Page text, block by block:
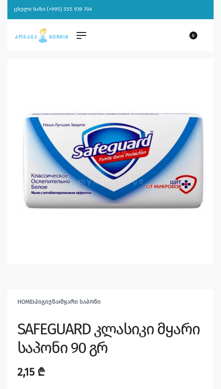
ცხელი ხაზი (+995) 555 939 704
0
HOME›ᲰᲘᲒᲘᲔᲜᲐ›ᲛᲧᲐᲠᲘ ᲡᲐᲞᲝᲜᲘ
SAFEGUARD კლასიკი მყარი
საპონი 90 გრ
2,15 ₾